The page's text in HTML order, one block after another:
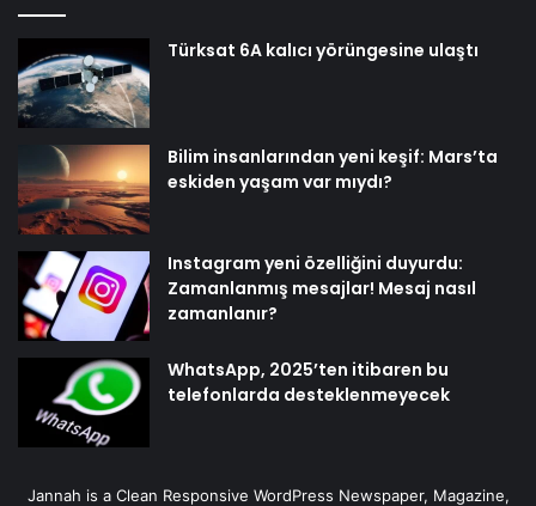
Türksat 6A kalıcı yörüngesine ulaştı
Bilim insanlarından yeni keşif: Mars’ta
eskiden yaşam var mıydı?
Instagram yeni özelliğini duyurdu:
Zamanlanmış mesajlar! Mesaj nasıl
zamanlanır?
WhatsApp, 2025’ten itibaren bu
telefonlarda desteklenmeyecek
Jannah is a Clean Responsive WordPress Newspaper, Magazine,